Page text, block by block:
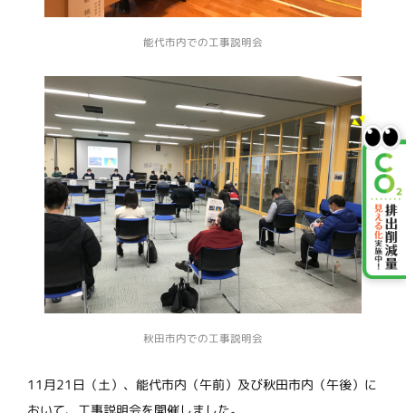
能代市内での工事説明会
秋田市内での工事説明会
11月21日（土）、能代市内（午前）及び秋田市内（午後）に
おいて、工事説明会を開催しました。